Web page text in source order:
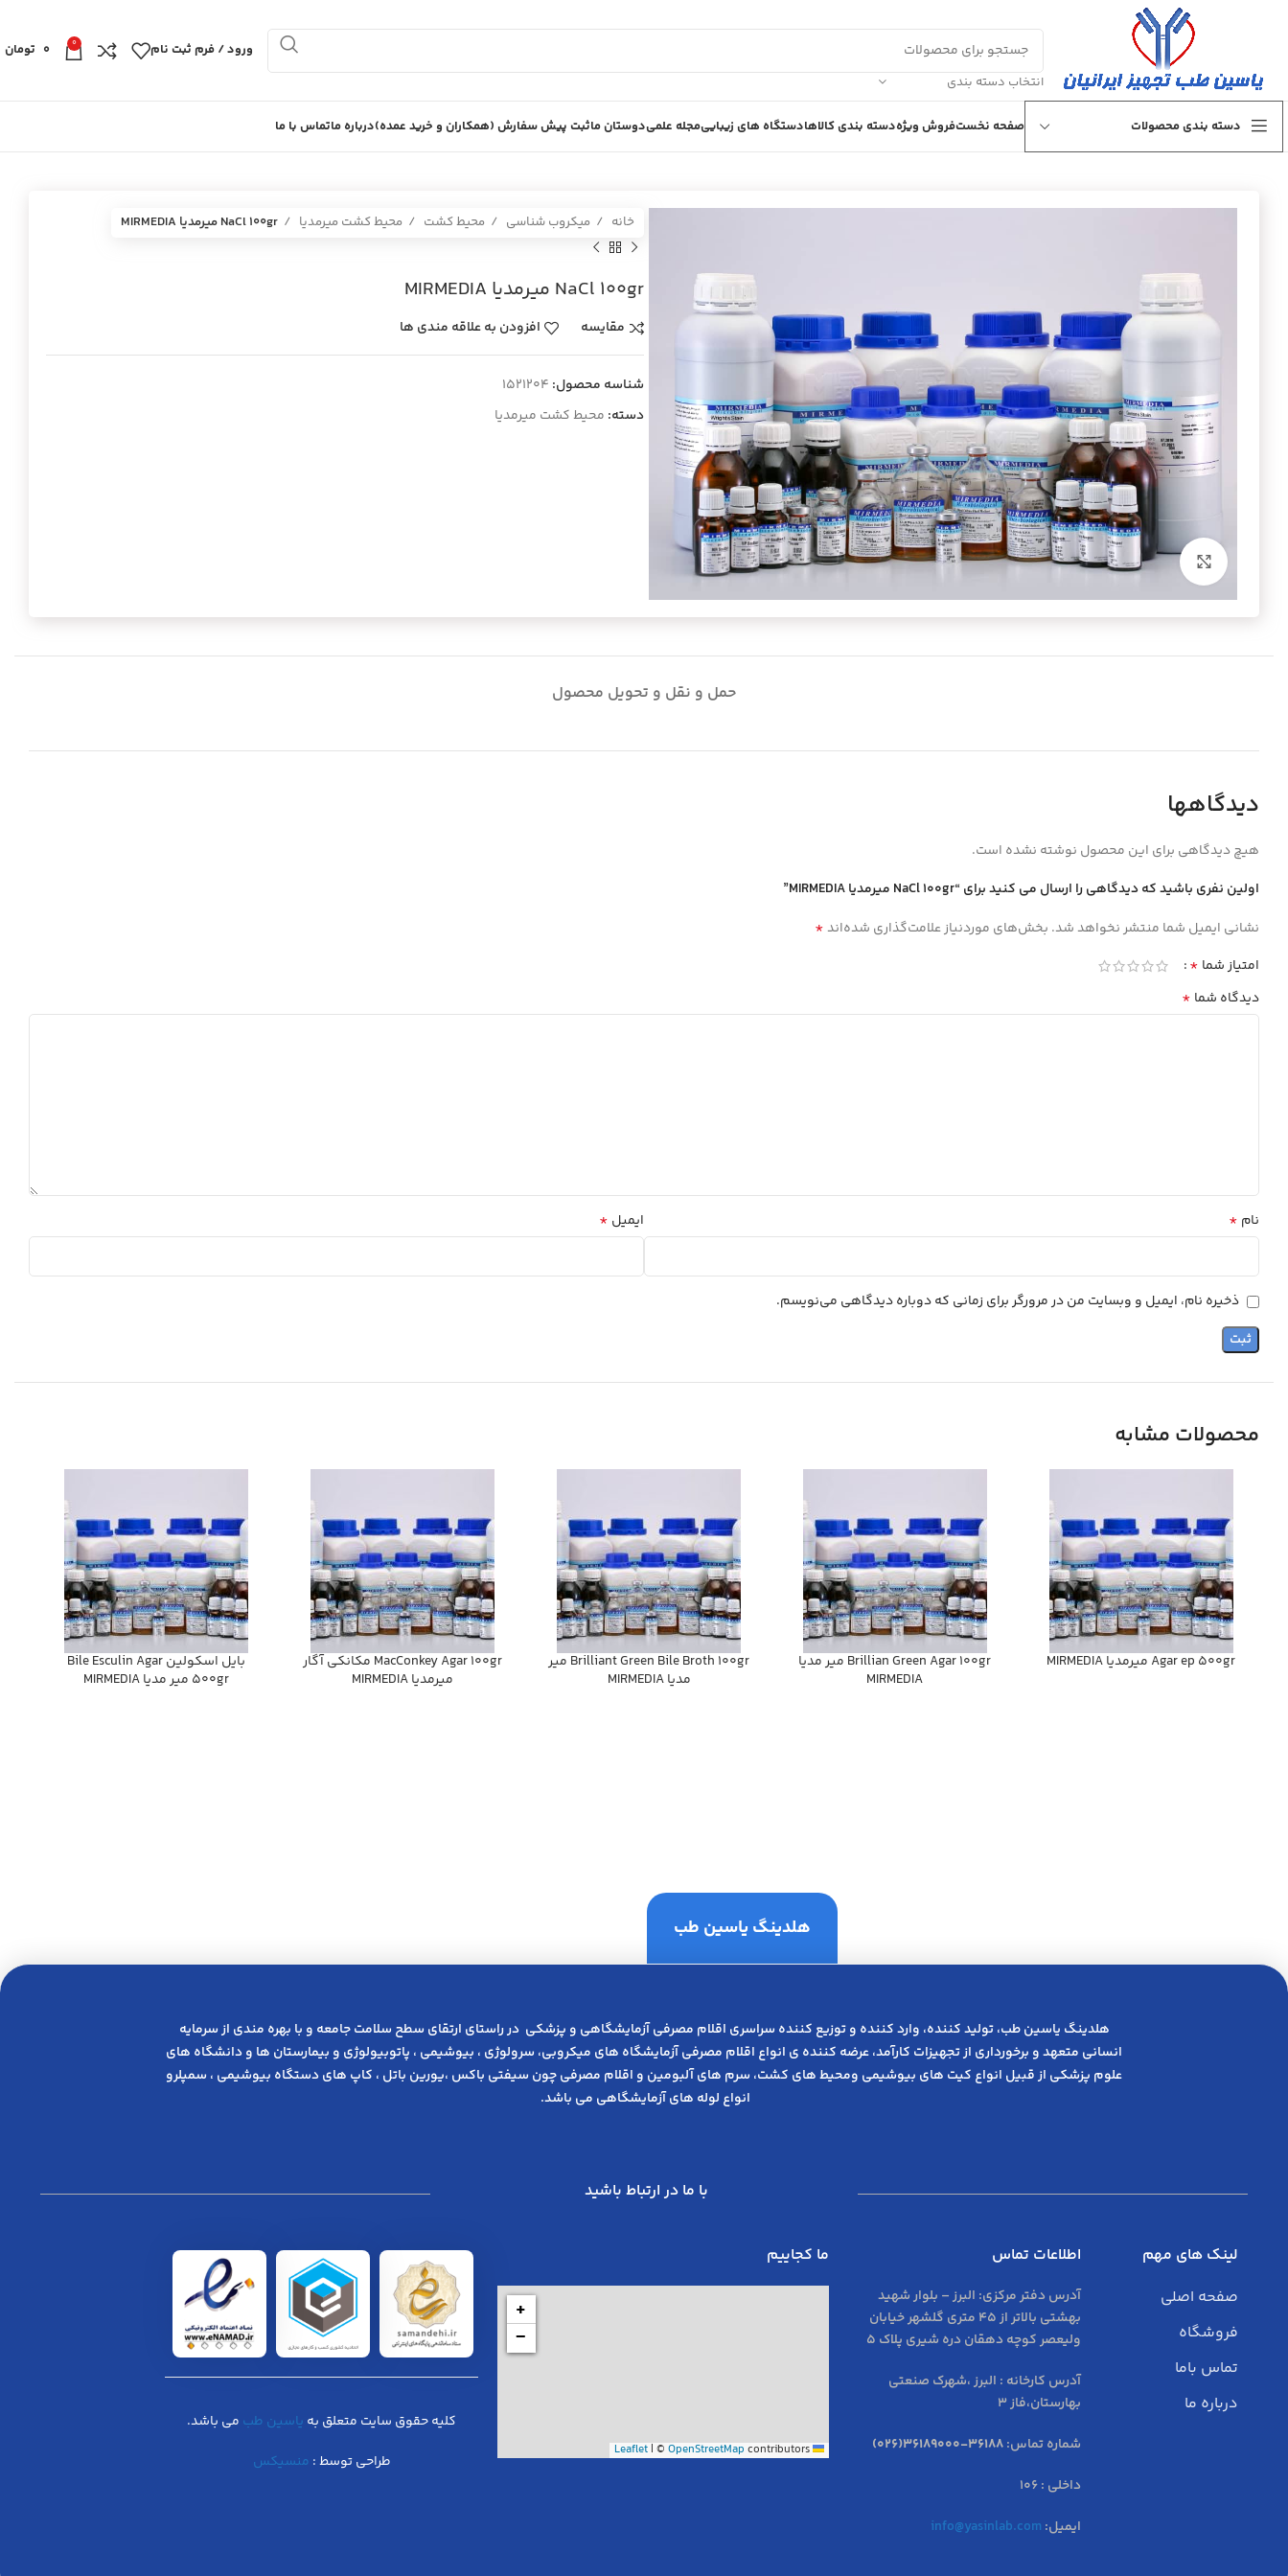
انتخاب دسته بندی
ورود / فرم ثبت نام 0
0 تومان
دسته بندی محصولات صفحه نخستفروش ویژهدسته بندی کالاهادستگاه های زیباییمجله علمیدوستان ماثبت پیش سفارش (همکاران و خرید عمده)درباره ماتماس با ما
برای بزرگنمایی کلیک کنید
خانه میکروب شناسی محیط کشت محیط کشت میرمدیا NaCl 100gr ميرمديا MIRMEDIA
NaCl 100gr ميرمديا MIRMEDIA
مقایسه افزودن به علاقه مندی ها
شناسه محصول: 1521204
دسته: محیط کشت میرمدیا
حمل و نقل و تحویل محصول
دیدگاهها
هیچ دیدگاهی برای این محصول نوشته نشده است.
اولین نفری باشید که دیدگاهی را ارسال می کنید برای “NaCl 100gr ميرمديا MIRMEDIA”
نشانی ایمیل شما منتشر نخواهد شد. بخش‌های موردنیاز علامت‌گذاری شده‌اند*
امتیاز شما *
دیدگاه شما *
نام * ایمیل *
ذخیره نام، ایمیل و وبسایت من در مرورگر برای زمانی که دوباره دیدگاهی می‌نویسم.
محصولات مشابه
Agar ep 500gr ميرمديا MIRMEDIA
Brillian Green Agar 100gr مير مديا
MIRMEDIA
Brilliant Green Bile Broth 100gr مير
مديا MIRMEDIA
MacConkey Agar 100gr مكانكي آگار
ميرمديا MIRMEDIA
بايل اسكولين Bile Esculin Agar
500gr مير مديا MIRMEDIA
هلدینگ یاسین طب
هلدینگ یاسین طب، تولید کننده، وارد کننده و توزیع کننده سراسری اقلام مصرفی آزمایشگاهی و پزشکی در راﺳﺘﺎی ارﺗﻘﺎی ﺳﻄﺢ ﺳﻼﻣﺖ ﺟﺎﻣﻌﻪ و ﺑﺎ ﺑﻬﺮه ﻣﻨﺪی از ﺳﺮﻣﺎﯾﻪ
انسانی متعهد و ﺑﺮﺧﻮرداری از ﺗﺠﻬﯿﺰات ﮐﺎرآﻣﺪ، عرضه کننده ی انواع اﻗﻼم مصرفی آزﻣﺎﯾﺸﮕﺎه های میکروبی، ﺳﺮوﻟﻮژی ، ﺑﯿﻮﺷﯿﻤﯽ ، پاتوبیولوژی و بیمارستان ها و دانشگاه های
علوم پزشکی از قبیل انواع کیت های بیوشیمی ومحیط های کشت، سرم های آلبومین و اقلام مصرفی چون سیفتی باکس ،یورین باتل ، کاپ های دستگاه بیوشیمی ، سمپلرو
انواع لوله های آزمایشگاهی می باشد.
با ما در ارتباط باشید
لینک های مهم
صفحه اصلی
فروشگاه
تماس باما
درباره ما
اطلاعات تماس
آدرس دفتر مرکزی: البرز – بلوار شهید
بهشتی بالاتر از 45 متری گلشهر خیابان
ولیعصر کوچه دهقان دره شیری پلاک 5
آدرس کارخانه : البرز ،شهرک صنعتی
بهارستان،فاز 3
شماره تماس:36188-36189000(026)
داخلی : 106
ایمیل: info@yasinlab.com
ما کجاییم
+
−
Leaflet
| © OpenStreetMap contributors
کلیه حقوق سایت متعلق به یاسین طب می باشد.
طراحی توسط : منسیکس